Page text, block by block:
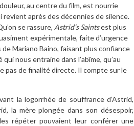
au centre du film, est nourrie
revient après des décennies de silence.
se rassure, Astrid’s Saintsest plus
expérimentale, faite d’urgence
Mariano Baino, faisant plus confiance
nous entraine dans l’abîme, qu’au
pas de finalité directe. Il compte sur le
la logorrhée de souffrance d’Astrid,
la mère plongée dans son désespoir,
répéter pouvaient leur conférer une